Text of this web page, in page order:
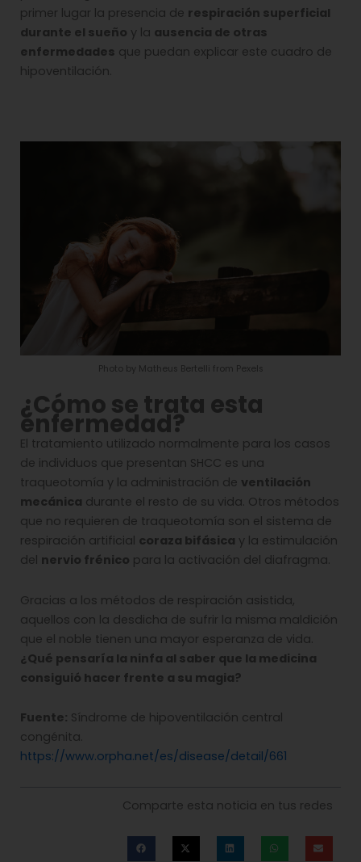
primer lugar la presencia de respiración superficial
durante el sueño y la ausencia de otras
enfermedades que puedan explicar este cuadro de
hipoventilación.
Photo by Matheus Bertelli from Pexels
¿Cómo se trata esta
enfermedad?
El tratamiento utilizado normalmente para los casos
de individuos que presentan SHCC es una
traqueotomía y la administración de ventilación
mecánica durante el resto de su vida. Otros métodos
que no requieren de traqueotomía son el sistema de
respiración artificial coraza bifásica y la estimulación
del nervio frénico para la activación del diafragma.
Gracias a los métodos de respiración asistida,
aquellos con la desdicha de sufrir la misma maldición
que el noble tienen una mayor esperanza de vida.
¿Qué pensaría la ninfa al saber que la medicina
consiguió hacer frente a su magia?
Fuente: Síndrome de hipoventilación central
congénita.
https://www.orpha.net/es/disease/detail/661
Comparte esta noticia en tus redes